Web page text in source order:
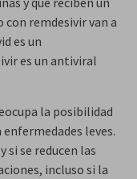
remdesivir van a
es un
es un antiviral
la posibilidad
enfermedades leves.
si se reducen las
incluso si la